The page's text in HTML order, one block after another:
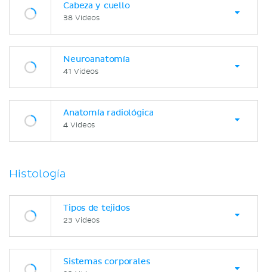
Cabeza y cuello
38 Videos
Neuroanatomía
41 Videos
Anatomía radiológica
4 Videos
Histología
Tipos de tejidos
23 Videos
Sistemas corporales